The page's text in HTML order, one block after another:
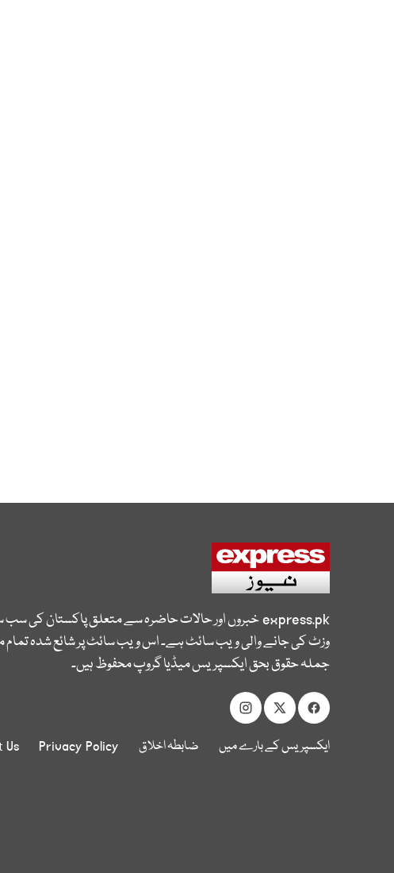
express.pkخبروں اور حالات حاضرہ سے متعلق پاکستان کی سب
وزٹ کی جانے والی ویب سائٹ ہے۔ اس ویب سائٹ پر شائع شدہ تمام
جملہ حقوق بحق ایکسپریس میڈیا گروپ محفوظ ہیں۔
ایکسپریس کے بارے میں ضابطہ اخلاق Privacy Policy
Us